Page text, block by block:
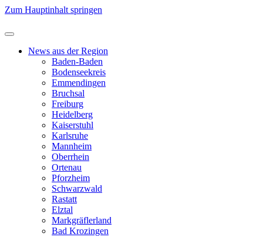
Zum Hauptinhalt springen
News aus der Region
Baden-Baden
Bodenseekreis
Emmendingen
Bruchsal
Freiburg
Heidelberg
Kaiserstuhl
Karlsruhe
Mannheim
Oberrhein
Ortenau
Pforzheim
Schwarzwald
Rastatt
Elztal
Markgräflerland
Bad Krozingen